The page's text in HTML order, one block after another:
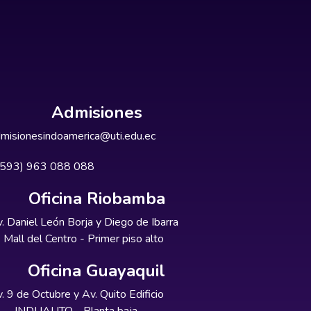
Admisiones
963 088 088
Oficina Riobamba
Daniel León Borja y Diego de Ibarra
Mall del Centro - Primer piso alto
Oficina Guayaquil
9 de Octubre y Av. Quito Edificio